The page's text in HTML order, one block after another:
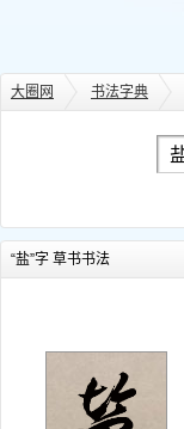
大圈网 书法字典
“盐”字 草书书法